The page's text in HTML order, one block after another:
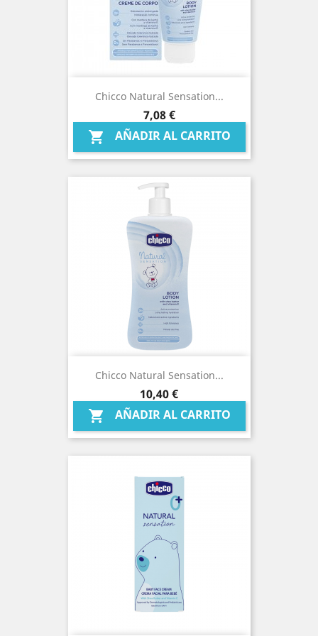
Chicco Natural Sensation...
Precio
7,08 €
 AÑADIR AL CARRITO
Chicco Natural Sensation...
Precio
10,40 €
 AÑADIR AL CARRITO